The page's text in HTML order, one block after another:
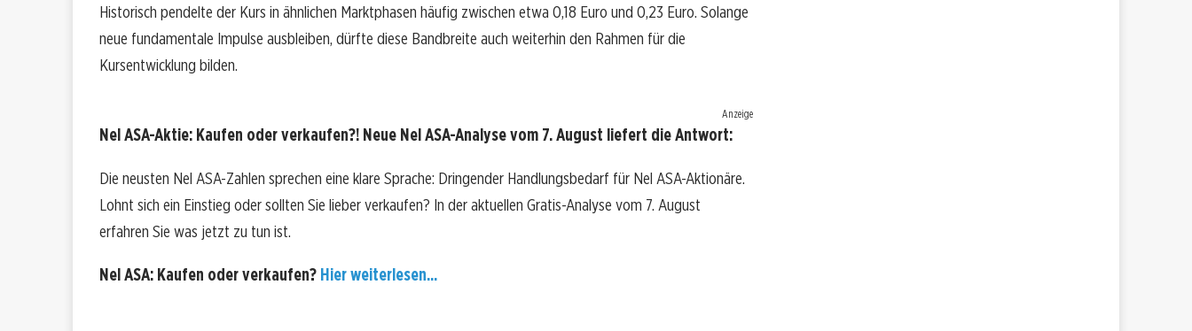
Historisch pendelte der Kurs in ähnlichen Marktphasen häufig zwischen etwa 0,18 Euro und 0,23 Euro. Solange
neue fundamentale Impulse ausbleiben, dürfte diese Bandbreite auch weiterhin den Rahmen für die
Kursentwicklung bilden.
Anzeige
Nel ASA-Aktie: Kaufen oder verkaufen?! Neue Nel ASA-Analyse vom 7. August liefert die Antwort:
Die neusten Nel ASA-Zahlen sprechen eine klare Sprache: Dringender Handlungsbedarf für Nel ASA-Aktionäre.
Lohnt sich ein Einstieg oder sollten Sie lieber verkaufen? In der aktuellen Gratis-Analyse vom 7. August
erfahren Sie was jetzt zu tun ist.
Nel ASA: Kaufen oder verkaufen? Hier weiterlesen...